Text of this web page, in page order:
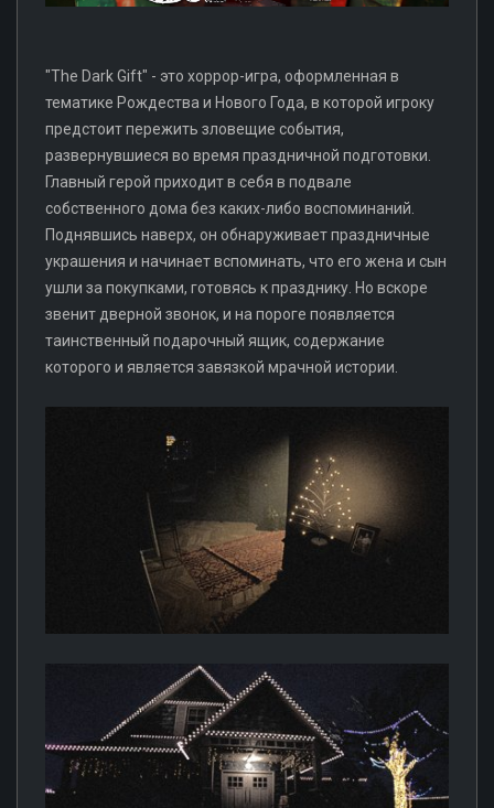
"The Dark Gift" - это хоррор-игра, оформленная в
тематике Рождества и Нового Года, в которой игроку
предстоит пережить зловещие события,
развернувшиеся во время праздничной подготовки.
Главный герой приходит в себя в подвале
собственного дома без каких-либо воспоминаний.
Поднявшись наверх, он обнаруживает праздничные
украшения и начинает вспоминать, что его жена и сын
ушли за покупками, готовясь к празднику. Но вскоре
звенит дверной звонок, и на пороге появляется
таинственный подарочный ящик, содержание
которого и является завязкой мрачной истории.